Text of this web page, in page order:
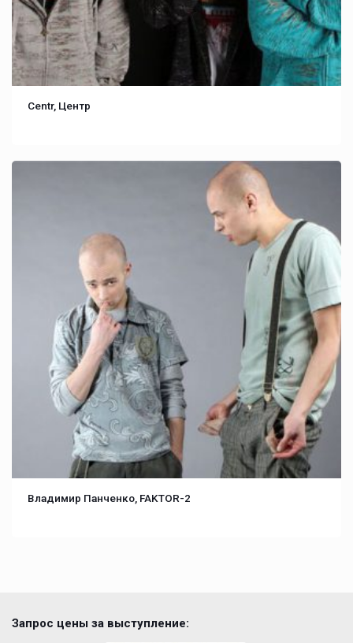
Centr, Центр
Владимир Панченко, FAKTOR-2
Запрос цены за выступление: